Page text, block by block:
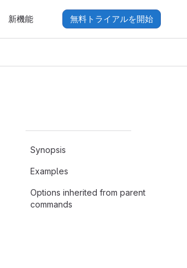
新機能 無料トライアルを開始
Synopsis
Examples
Options inherited from parent
commands